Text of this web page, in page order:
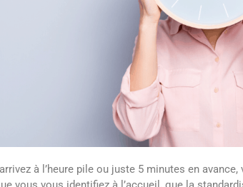
à l’heure pile ou juste 5 minutes en